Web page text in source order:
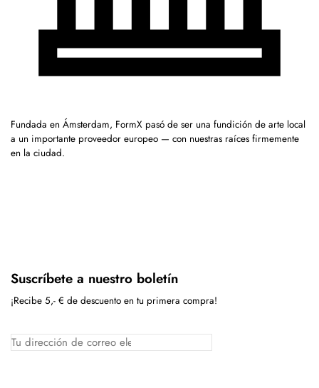
Fundada en Ámsterdam, FormX pasó de ser una fundición de arte local
a un importante proveedor europeo — con nuestras raíces firmemente
en la ciudad.
Suscríbete a nuestro boletín
¡Recibe 5,- € de descuento en tu primera compra!